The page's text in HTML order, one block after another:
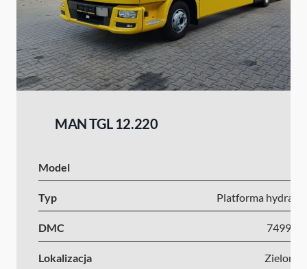
MAN TGL 12.220
Model
Typ Platforma
DMC 7499-
Lokalizacja Zielona